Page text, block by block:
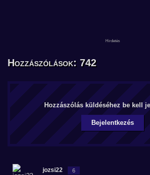
Hozzászólások: 742
Hozzászólás küldéséhez be kell
Bejelentkezés
jozsi22 6